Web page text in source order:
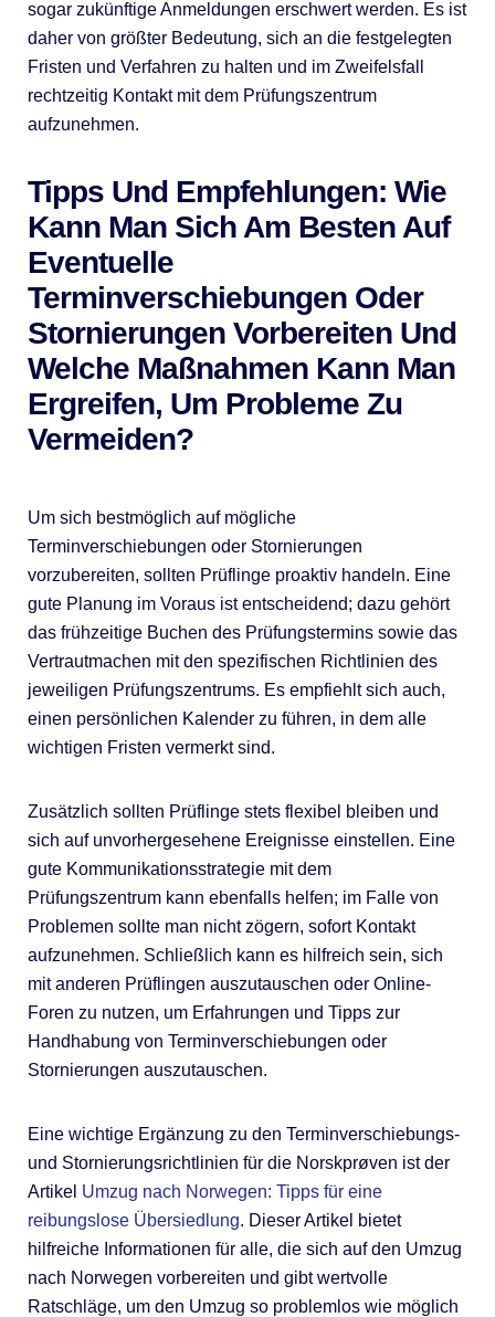
sogar zukünftige Anmeldungen erschwert werden. Es ist
daher von größter Bedeutung, sich an die festgelegten
Fristen und Verfahren zu halten und im Zweifelsfall
rechtzeitig Kontakt mit dem Prüfungszentrum
aufzunehmen.
Tipps Und Empfehlungen: Wie
Kann Man Sich Am Besten Auf
Eventuelle
Terminverschiebungen Oder
Stornierungen Vorbereiten Und
Welche Maßnahmen Kann Man
Ergreifen, Um Probleme Zu
Vermeiden?
Um sich bestmöglich auf mögliche
Terminverschiebungen oder Stornierungen
vorzubereiten, sollten Prüflinge proaktiv handeln. Eine
gute Planung im Voraus ist entscheidend; dazu gehört
das frühzeitige Buchen des Prüfungstermins sowie das
Vertrautmachen mit den spezifischen Richtlinien des
jeweiligen Prüfungszentrums. Es empfiehlt sich auch,
einen persönlichen Kalender zu führen, in dem alle
wichtigen Fristen vermerkt sind.
Zusätzlich sollten Prüflinge stets flexibel bleiben und
sich auf unvorhergesehene Ereignisse einstellen. Eine
gute Kommunikationsstrategie mit dem
Prüfungszentrum kann ebenfalls helfen; im Falle von
Problemen sollte man nicht zögern, sofort Kontakt
aufzunehmen. Schließlich kann es hilfreich sein, sich
mit anderen Prüflingen auszutauschen oder Online-
Foren zu nutzen, um Erfahrungen und Tipps zur
Handhabung von Terminverschiebungen oder
Stornierungen auszutauschen.
Eine wichtige Ergänzung zu den Terminverschiebungs-
und Stornierungsrichtlinien für die Norskprøven ist der
Artikel Umzug nach Norwegen: Tipps für eine
reibungslose Übersiedlung. Dieser Artikel bietet
hilfreiche Informationen für alle, die sich auf den Umzug
nach Norwegen vorbereiten und gibt wertvolle
Ratschläge, um den Umzug so problemlos wie möglich